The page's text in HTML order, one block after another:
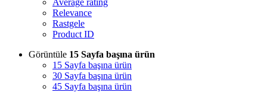
Relevance
Rastgele
Product ID
Görüntüle 15 Sayfa başına ürün
15 Sayfa başına ürün
30 Sayfa başına ürün
45 Sayfa başına ürün